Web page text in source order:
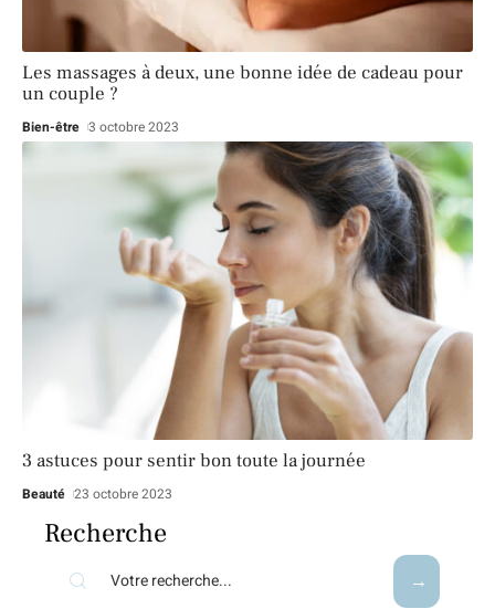
Les massages à deux, une bonne idée de cadeau pour
un couple ?
Bien-être 3 octobre 2023
3 astuces pour sentir bon toute la journée
Beauté 23 octobre 2023
Recherche